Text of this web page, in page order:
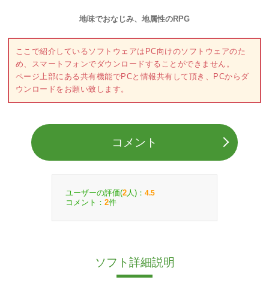
地味でおなじみ、地属性のRPG
ここで紹介しているソフトウェアはPC向けのソフトウェアのた
め、スマートフォンでダウンロードすることができません。
ページ上部にある共有機能でPCと情報共有して頂き、PCからダ
ウンロードをお願い致します。
コメント
ユーザーの評価(2 人)： 4.5
コメント： 2件
ソフト詳細説明